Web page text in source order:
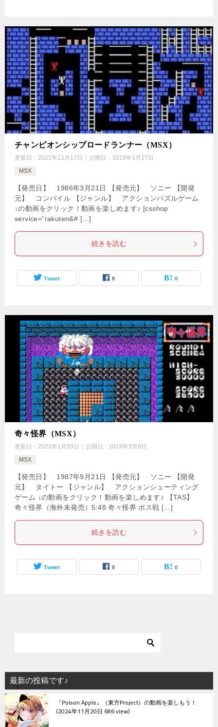
チャンピオンシップロードランナー（MSX）
更新日： 2021年12月17日 公開日： 2019年3月17日
MSX
【発売日】 1986年3月21日 【発売元】 ソニー 【開発
元】 コンパイル 【ジャンル】 アクションパズルゲーム
↓の動画をクリック！動画を楽しめます♪ [csshop
service=”rakuten&# […]
続きを読む
Tweet 0 0
奇々怪界（MSX）
更新日： 2023年1月29日 公開日： 2019年3月9日
MSX
【発売日】 1987年9月21日 【発売元】 ソニー 【開発
元】 タイトー 【ジャンル】 アクションシューティング
ゲーム ↓の動画をクリック！動画を楽しめます♪ 【TAS】
奇々怪界（海外未発売）5:48 奇々怪界 ボス戦 […]
続きを読む
Tweet 0 0
最新の投稿です♪
『Poison Apple』（東方Project）の動画を楽しもう！
2024年11月20日 686 view